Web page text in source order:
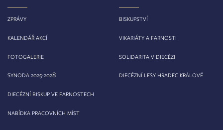
ZPRÁVY
KALENDÁŘ AKCÍ
FOTOGALERIE
SYNODA 2025-2028
DIECÉZNÍ BISKUP VE FARNOSTECH
NABÍDKA PRACOVNÍCH MÍST
BISKUPSTVÍ
VIKARIÁTY A FARNOSTI
SOLIDARITA V DIECÉZI
DIECÉZNÍ LESY HRADEC KRÁLOVÉ